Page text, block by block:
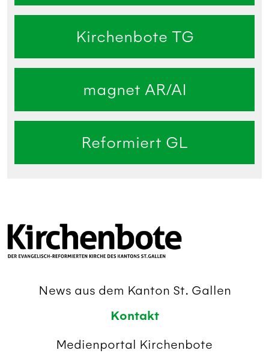
Kirchenbote TG
magnet AR/AI
Reformiert GL
News aus dem Kanton St. Gallen
Kontakt
Medienportal Kirchenbote